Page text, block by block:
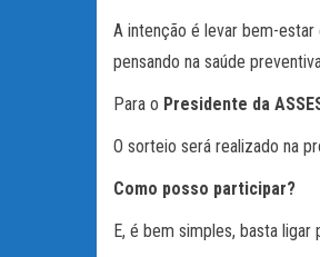
A intenção é levar bem-estar
pensando na saúde
Para o Presidente da
O sorteio será realizado na
Como posso participar?
E, é bem simples, basta ligar